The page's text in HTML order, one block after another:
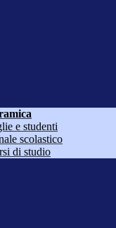
e studenti
scolastico
di studio